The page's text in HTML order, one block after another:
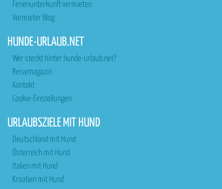
Ferienunterkunft vermieten
Vermieter Blog
HUNDE-URLAUB.NET
Wer steckt hinter hunde-urlaub.net?
Reisemagazin
Kontakt
Cookie-Einstellungen
URLAUBSZIELE MIT HUND
Deutschland mit Hund
Österreich mit Hund
Italien mit Hund
Kroatien mit Hund